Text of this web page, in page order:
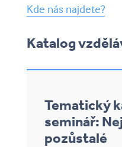
Kde nás najdete?
Katalog
Tematický
seminář:
pozůstalé